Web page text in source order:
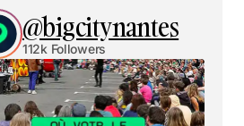
@bigcitynantes
112k Followers